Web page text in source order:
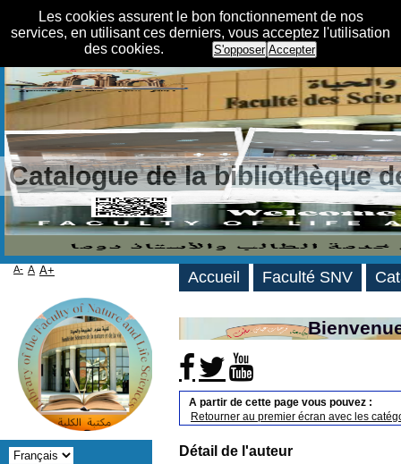
Les cookies assurent le bon fonctionnement de nos
services, en utilisant ces derniers, vous acceptez l'utilisation
des cookies.
S'opposer Accepter
Catalogue de la bibliothèque
A partir de cette page vous pouvez :
Retourner au premier écran avec les
Détail de l'auteur
Accueil Faculté SNV
A- A A+